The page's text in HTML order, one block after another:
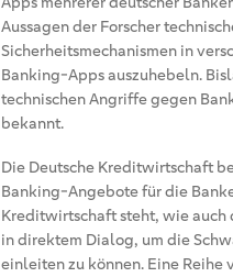
Aussagen der Forscher
Sicherheitsmechanismen in
Banking-Apps auszuhebeln.
technischen Angriffe gegen
bekannt.
Die Deutsche Kreditwirtschaft
Banking-Angebote für die
Kreditwirtschaft steht, wie
in direktem Dialog, um die
einleiten zu können. Eine